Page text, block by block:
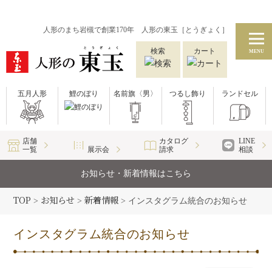
人形のまち岩槻で創業170年 人形の東玉［とうぎょく］
検索 カート MENU
五月人形 鯉のぼり 名前旗〈男〉 つるし飾り ランドセル
店舗
一覧
展示会
カタログ
請求
LINE
相談
お知らせ・新着情報はこちら
TOP > お知らせ >新着情報 > インスタグラム統合のお知らせ
インスタグラム統合のお知らせ